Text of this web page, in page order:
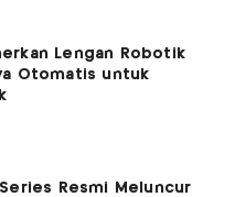
Lengan Robotik
Otomatis untuk
Resmi Meluncur